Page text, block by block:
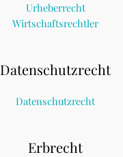
Urheberrecht
Wirtschaftsrechtler
Datenschutzrecht
Datenschutzrecht
Erbrecht